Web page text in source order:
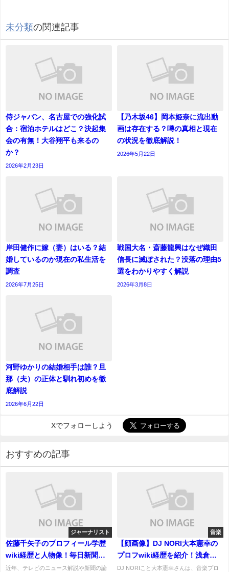
未分類の関連記事
侍ジャパン、名古屋での強化試
合：宿泊ホテルはどこ？決起集
会の有無！大谷翔平も来るの
か？
2026年2月23日
【乃木坂46】岡本姫奈に流出動
画は存在する？噂の真相と現在
の状況を徹底解説！
2026年5月22日
岸田健作に嫁（妻）はいる？結
婚しているのか現在の私生活を
調査
2026年7月25日
戦国大名・斎藤龍興はなぜ織田
信長に滅ぼされた？没落の理由5
選をわかりやすく解説
2026年3月8日
河野ゆかりの結婚相手は誰？旦
那（夫）の正体と馴れ初めを徹
底解説
2026年6月22日
Xでフォローしよう
おすすめの記事
ジャーナリスト
佐藤千矢子のプロフィール学歴
wiki経歴と人物像！毎日新聞論
説委員の政治ジャーナリスト
近年、テレビのニュース解説や新聞の論
音楽
【顔画像】DJ NORI大本憲幸の
プロフwiki経歴を紹介！浅倉カ
ンナとの出会いと馴れ初め！
DJ NORIこと大本憲幸さんは、音楽プロ